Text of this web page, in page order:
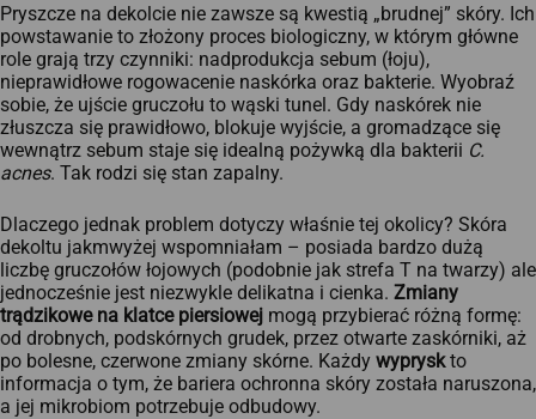
Pryszcze na dekolcie nie zawsze są kwestią „brudnej” skóry. Ich
powstawanie to złożony proces biologiczny, w którym główne
role grają trzy czynniki: nadprodukcja sebum (łoju),
nieprawidłowe rogowacenie naskórka oraz bakterie. Wyobraź
sobie, że ujście gruczołu to wąski tunel. Gdy naskórek nie
złuszcza się prawidłowo, blokuje wyjście, a gromadzące się
wewnątrz sebum staje się idealną pożywką dla bakterii C.
acnes. Tak rodzi się stan zapalny.
Dlaczego jednak problem dotyczy właśnie tej okolicy? Skóra
dekoltu jakmwyżej wspomniałam – posiada bardzo dużą
liczbę gruczołów łojowych (podobnie jak strefa T na twarzy) ale
jednocześnie jest niezwykle delikatna i cienka. Zmiany
trądzikowe na klatce piersiowej mogą przybierać różną formę:
od drobnych, podskórnych grudek, przez otwarte zaskórniki, aż
po bolesne, czerwone zmiany skórne. Każdy wypryskto
informacja o tym, że bariera ochronna skóry została naruszona,
a jej mikrobiom potrzebuje odbudowy.